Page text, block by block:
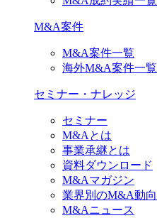
M&A案件
M&A案件一覧
海外M&A案件一覧
セミナー・ナレッジ
セミナー
M&Aとは
事業承継とは
資料ダウンロード
M&Aマガジン
業界別のM&A動向
M&Aニュース